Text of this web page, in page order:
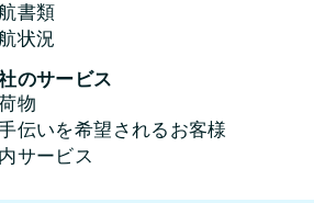
書類
状況
のサービス
物
伝いを希望されるお客様
サービス